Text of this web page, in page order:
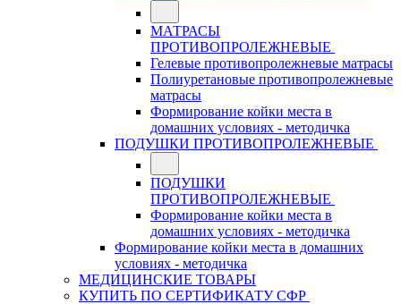
МАТРАСЫ
ПРОТИВОПРОЛЕЖНЕВЫЕ
Гелевые противопролежневые матрасы
Полиуретановые противопролежневые
матрасы
Формирование койки места в
домашних условиях - методичка
ПОДУШКИ ПРОТИВОПРОЛЕЖНЕВЫЕ
ПОДУШКИ
ПРОТИВОПРОЛЕЖНЕВЫЕ
Формирование койки места в
домашних условиях - методичка
Формирование койки места в домашних
условиях - методичка
МЕДИЦИНСКИЕ ТОВАРЫ
КУПИТЬ ПО СЕРТИФИКАТУ СФР